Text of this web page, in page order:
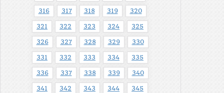
316 317 318 319 320
321 322 323 324 325
326 327 328 329 330
331 332 333 334 335
336 337 338 339 340
341 342 343 344 345